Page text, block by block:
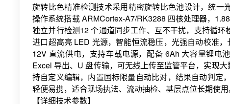
旋转比色精准检测技术采用精密旋转比色池设计，统
操作系统搭载 ARMCortex-A7/RK3288 四核处理器，
独立并行检测12 个通道同步工作、互不干扰，支持循
进口超高亮 LED 光源，智能恒流稳压，光强自动校准
12V 直流供电，支持车载电源，配备 6Ah 大容量锂电
Excel 导出、U 盘传输，可无线上传至监管平台，实现
持自定义编辑，内置国标限量自动比对，结果自动判定
轻便易携，适合现场执法、流动抽检、基层点位长期使用
【详细技术参数】